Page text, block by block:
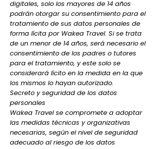
digitales, solo los mayores de 14 años
podrán otorgar su consentimiento para el
tratamiento de sus datos personales de
forma lícita por Wakea Travel. Si se trata
de un menor de 14 años, será necesario el
consentimiento de los padres o tutores
para el tratamiento, y este solo se
considerará lícito en la medida en la que
los mismos lo hayan autorizado.
Secreto y seguridad de los datos
personales
Wakea Travel se compromete a adoptar
las medidas técnicas y organizativas
necesarias, según el nivel de seguridad
adecuado al riesgo de los datos